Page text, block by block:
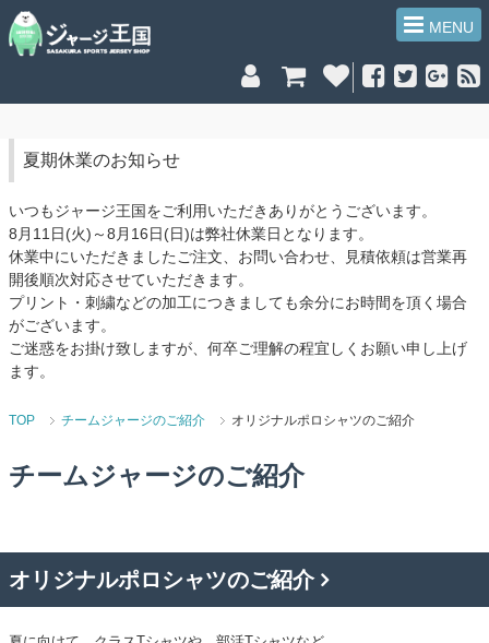
MENU
夏期休業のお知らせ
いつもジャージ王国をご利用いただきありがとうございます。
8月11日(火)～8月16日(日)は弊社休業日となります。
休業中にいただきましたご注文、お問い合わせ、見積依頼は営業再
開後順次対応させていただきます。
プリント・刺繍などの加工につきましても余分にお時間を頂く場合
がございます。
ご迷惑をお掛け致しますが、何卒ご理解の程宜しくお願い申し上げ
ます。
TOP チームジャージのご紹介 オリジナルポロシャツのご紹介
チームジャージのご紹介
オリジナルポロシャツのご紹介